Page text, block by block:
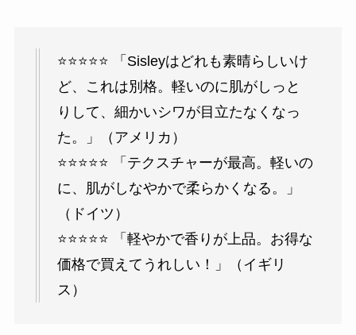
⭐⭐⭐⭐⭐ 「Sisleyはどれも素晴らしいけ
ど、これは別格。軽いのに肌がしっと
りして、細かいシワが目立たなくなっ
た。」（アメリカ）
⭐⭐⭐⭐⭐ 「テクスチャーが最高。軽いの
に、肌がしなやかで柔らかくなる。」
（ドイツ）
⭐⭐⭐⭐⭐ 「軽やかで香りが上品。お得な
価格で買えてうれしい！」（イギリ
ス）